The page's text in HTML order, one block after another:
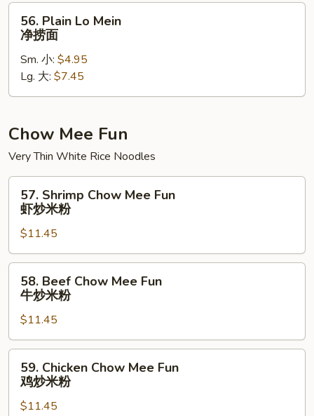
楼
Plain
Lo
Mein
捞
56. Plain Lo Mein
净捞面
Sm. 小: $4.95
Lg. 大: $7.45
Chow Mee Fun
Very Thin White Rice Noodles
Shrimp
Chow
Mee
Fun
虾
57. Shrimp Chow Mee Fun
虾炒米粉
$11.45
Beef
Chow
Mee
Fun
牛
58. Beef Chow Mee Fun
牛炒米粉
$11.45
Chicken
Chow
Mee
59. Chicken Chow Mee Fun
鸡炒米粉
$11.45